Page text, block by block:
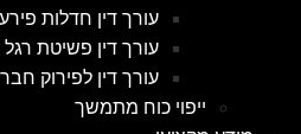
עורך דין חדלות
עורך דין פשיטת רגל
עורך דין לפירוק
ייפוי כוח מתמשך